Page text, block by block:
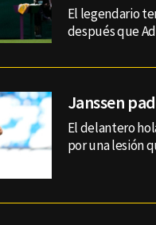
El legendario
después que
Janssen
El delantero
por una lesión